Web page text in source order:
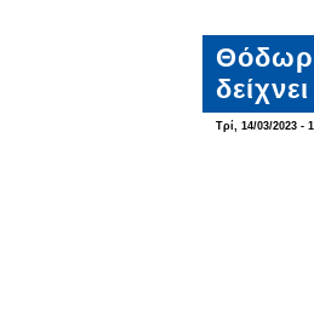
Τρί, 14/03/2023 -